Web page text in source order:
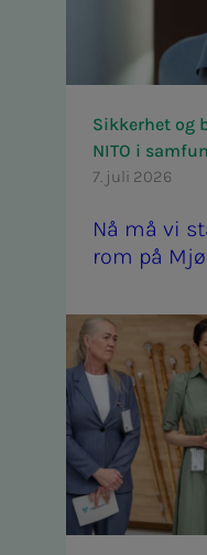
Sikkerhet og
NITO i
7. juli 2026
Nå må vi
rom på